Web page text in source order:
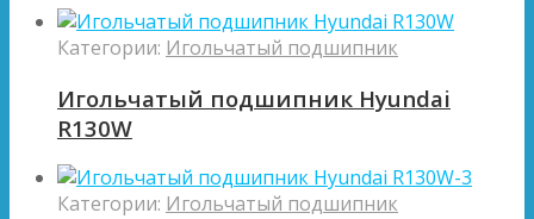
Категории: Игольчатый подшипник
Игольчатый подшипник Hyundai
R130W
Категории: Игольчатый подшипник